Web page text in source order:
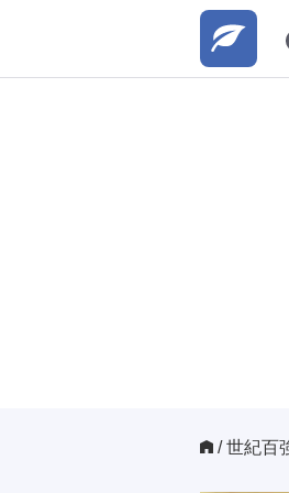
/ 世紀百